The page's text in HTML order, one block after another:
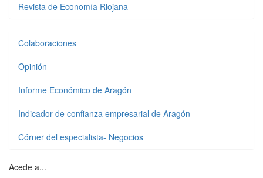
Revista de Economía Riojana
Colaboraciones
Opinión
Informe Económico de Aragón
Indicador de confianza empresarial de Aragón
Córner del especialista- Negocios
Acede a...